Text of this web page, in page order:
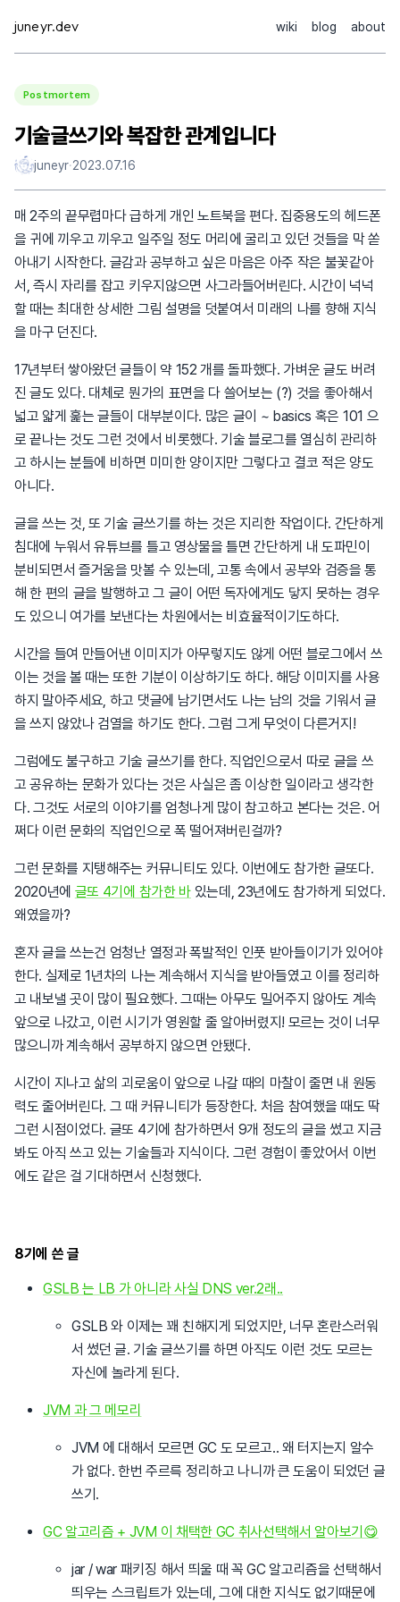
to
content
juneyr.dev wiki blog about
Postmortem
기술글쓰기와 복잡한 관계입니다
juneyr·2023.07.16
매 2주의 끝무렵마다 급하게 개인 노트북을 편다. 집중용도의 헤드폰
을 귀에 끼우고 끼우고 일주일 정도 머리에 굴리고 있던 것들을 막 쏟
아내기 시작한다. 글감과 공부하고 싶은 마음은 아주 작은 불꽃같아
서, 즉시 자리를 잡고 키우지않으면 사그라들어버린다. 시간이 넉넉
할 때는 최대한 상세한 그림 설명을 덧붙여서 미래의 나를 향해 지식
을 마구 던진다.
17년부터 쌓아왔던 글들이 약 152 개를 돌파했다. 가벼운 글도 버려
진 글도 있다. 대체로 뭔가의 표면을 다 쓸어보는 (?) 것을 좋아해서
넓고 얇게 훑는 글들이 대부분이다. 많은 글이 ~ basics 혹은 101 으
로 끝나는 것도 그런 것에서 비롯했다. 기술 블로그를 열심히 관리하
고 하시는 분들에 비하면 미미한 양이지만 그렇다고 결코 적은 양도
아니다.
글을 쓰는 것, 또 기술 글쓰기를 하는 것은 지리한 작업이다. 간단하게
침대에 누워서 유튜브를 틀고 영상물을 틀면 간단하게 내 도파민이
분비되면서 즐거움을 맛볼 수 있는데, 고통 속에서 공부와 검증을 통
해 한 편의 글을 발행하고 그 글이 어떤 독자에게도 닿지 못하는 경우
도 있으니 여가를 보낸다는 차원에서는 비효율적이기도하다.
시간을 들여 만들어낸 이미지가 아무렇지도 않게 어떤 블로그에서 쓰
이는 것을 볼 때는 또한 기분이 이상하기도 하다. 해당 이미지를 사용
하지 말아주세요, 하고 댓글에 남기면서도 나는 남의 것을 기워서 글
을 쓰지 않았나 검열을 하기도 한다. 그럼 그게 무엇이 다른거지!
그럼에도 불구하고 기술 글쓰기를 한다. 직업인으로서 따로 글을 쓰
고 공유하는 문화가 있다는 것은 사실은 좀 이상한 일이라고 생각한
다. 그것도 서로의 이야기를 엄청나게 많이 참고하고 본다는 것은. 어
쩌다 이런 문화의 직업인으로 폭 떨어져버린걸까?
그런 문화를 지탱해주는 커뮤니티도 있다. 이번에도 참가한 글또다.
2020년에 글또 4기에 참가한 바있는데, 23년에도 참가하게 되었다.
왜였을까?
혼자 글을 쓰는건 엄청난 열정과 폭발적인 인풋 받아들이기가 있어야
한다. 실제로 1년차의 나는 계속해서 지식을 받아들였고 이를 정리하
고 내보낼 곳이 많이 필요했다. 그때는 아무도 밀어주지 않아도 계속
앞으로 나갔고, 이런 시기가 영원할 줄 알아버렸지! 모르는 것이 너무
많으니까 계속해서 공부하지 않으면 안됐다.
시간이 지나고 삶의 괴로움이 앞으로 나갈 때의 마찰이 줄면 내 원동
력도 줄어버린다. 그 때 커뮤니티가 등장한다. 처음 참여했을 때도 딱
그런 시점이었다. 글또 4기에 참가하면서 9개 정도의 글을 썼고 지금
봐도 아직 쓰고 있는 기술들과 지식이다. 그런 경험이 좋았어서 이번
에도 같은 걸 기대하면서 신청했다.
8기에 쓴 글
GSLB 는 LB 가 아니라 사실 DNS ver.2래..
GSLB 와 이제는 꽤 친해지게 되었지만, 너무 혼란스러워
서 썼던 글. 기술 글쓰기를 하면 아직도 이런 것도 모르는
자신에 놀라게 된다.
JVM 과 그 메모리
JVM 에 대해서 모르면 GC 도 모르고.. 왜 터지는지 알수
가 없다. 한번 주르륵 정리하고 나니까 큰 도움이 되었던 글
쓰기.
GC 알고리즘 + JVM 이 채택한 GC 취사선택해서 알아보기😋
jar / war 패키징 해서 띄울 때 꼭 GC 알고리즘을 선택해서
띄우는 스크립트가 있는데, 그에 대한 지식도 없기때문에